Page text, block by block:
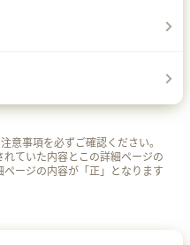
意事項を必ずご確認ください。
ていた内容とこの詳細ページの
ージの内容が「正」となります